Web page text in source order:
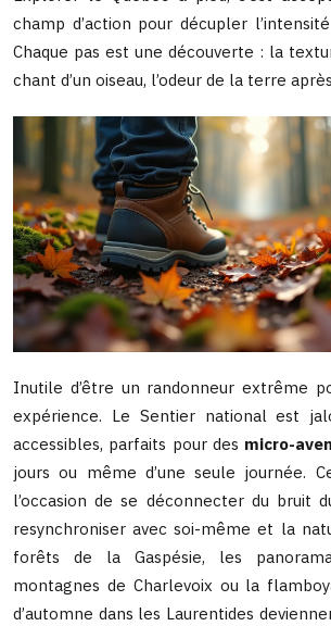
champ d’action pour décupler
Chaque pas est une découverte : la
chant d’un oiseau, l’odeur de la terre
Inutile d’être un randonneur extrême
expérience. Le Sentier national est
accessibles, parfaits pour des micro-
jours ou même d’une seule journée.
l’occasion de se déconnecter du bruit
resynchroniser avec soi-même et la
forêts de la Gaspésie, les
montagnes de Charlevoix ou la
d’automne dans les Laurentides